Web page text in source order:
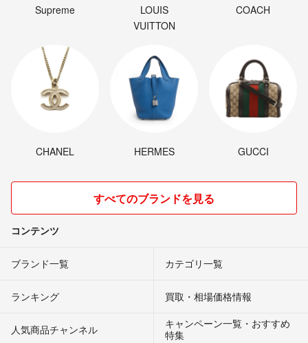
Supreme
LOUIS
VUITTON
COACH
CHANEL HERMES GUCCI
すべてのブランドを見る
コンテンツ
ブランド一覧 カテゴリ一覧
ランキング 買取・相場価格情報
人気商品チャンネル
キャンペーン一覧・おすすめ
特集